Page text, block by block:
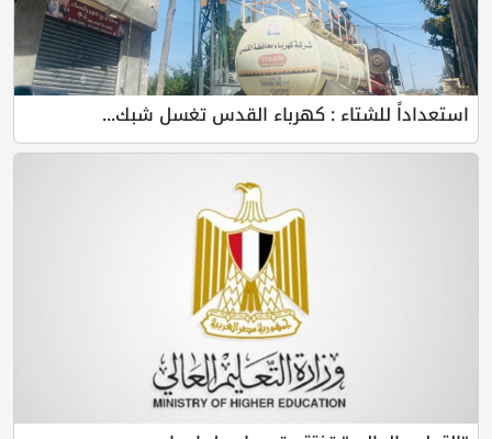
استعداداً للشتاء : كهرباء القدس تغسل شبك...